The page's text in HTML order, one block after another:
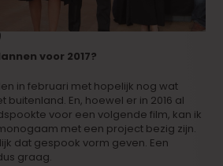
voor 2017?
in februari met hopelijk nog wat
buitenland. En, hoewel er in 2016 al
voor een volgende film, kan ik
met een project bezig zijn.
dat gespook vorm geven. Een
graag.